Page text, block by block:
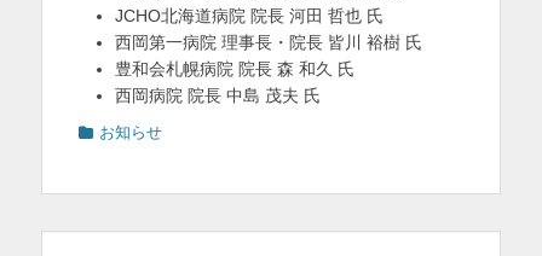
JCHO北海道病院 院長 河田 哲也 氏
西岡第一病院 理事長・院長 皆川 裕樹 氏
豊和会札幌病院 院長 森 和久 氏
西岡病院 院長 中島 茂夫 氏
カ お知らせ